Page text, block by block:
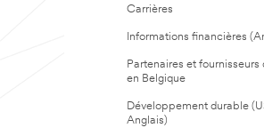
Carrières
Informations financières
Partenaires et fournisseurs
en Belgique
Développement durable
Anglais)